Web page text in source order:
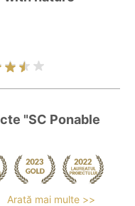
"SC Ponable
Arată mai multe >>